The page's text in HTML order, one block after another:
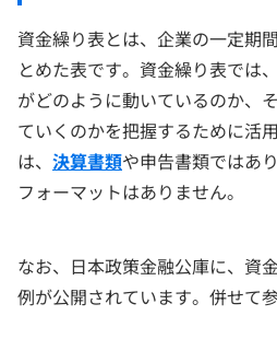
資金繰り表とは、企業の一定期
とめた表です。資金繰り表では
がどのように動いているのか、
ていくのかを把握するために活
は、 決算書類や申告書類ではあ
フォーマットはありません。
なお、日本政策金融公庫に、資
例が公開されています。併せて